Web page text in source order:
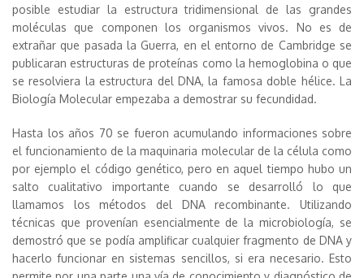
posible estudiar la estructura tridimensional de las grandes
moléculas que componen los organismos vivos. No es de
extrañar que pasada la Guerra, en el entorno de Cambridge se
publicaran estructuras de proteínas como la hemoglobina o que
se resolviera la estructura del DNA, la famosa doble hélice. La
Biología Molecular empezaba a demostrar su fecundidad.
Hasta los años 70 se fueron acumulando informaciones sobre
el funcionamiento de la maquinaria molecular de la célula como
por ejemplo el código genético, pero en aquel tiempo hubo un
salto cualitativo importante cuando se desarrolló lo que
llamamos los métodos del DNA recombinante. Utilizando
técnicas que provenían esencialmente de la microbiología, se
demostró que se podía amplificar cualquier fragmento de DNA y
hacerlo funcionar en sistemas sencillos, si era necesario. Esto